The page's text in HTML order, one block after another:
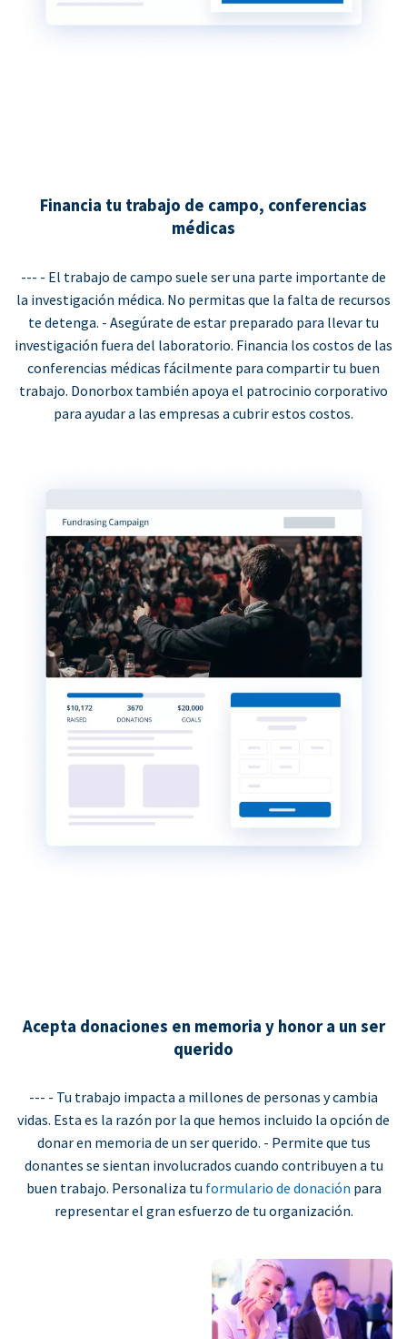
Financia tu trabajo de campo, conferencias
médicas
--- - El trabajo de campo suele ser una parte importante de
la investigación médica. No permitas que la falta de recursos
te detenga. - Asegúrate de estar preparado para llevar tu
investigación fuera del laboratorio. Financia los costos de las
conferencias médicas fácilmente para compartir tu buen
trabajo. Donorbox también apoya el patrocinio corporativo
para ayudar a las empresas a cubrir estos costos.
Acepta donaciones en memoria y honor a un ser
querido
--- - Tu trabajo impacta a millones de personas y cambia
vidas. Esta es la razón por la que hemos incluido la opción de
donar en memoria de un ser querido. - Permite que tus
donantes se sientan involucrados cuando contribuyen a tu
buen trabajo. Personaliza tu formulario de donación para
representar el gran esfuerzo de tu organización.